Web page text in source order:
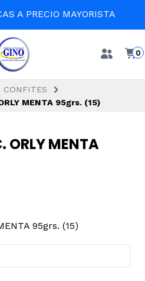
A PRECIO MAYORISTA
0
CONFITES
MENTA 95grs. (15)
ORLY MENTA
95grs. (15)